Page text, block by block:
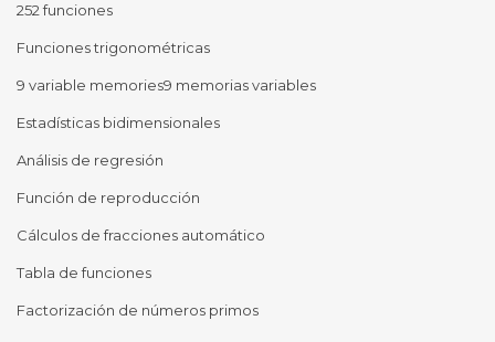
252 funciones
Funciones trigonométricas
9 variable memories9 memorias variables
Estadísticas bidimensionales
Análisis de regresión
Función de reproducción
Cálculos de fracciones automático
Tabla de funciones
Factorización de números primos